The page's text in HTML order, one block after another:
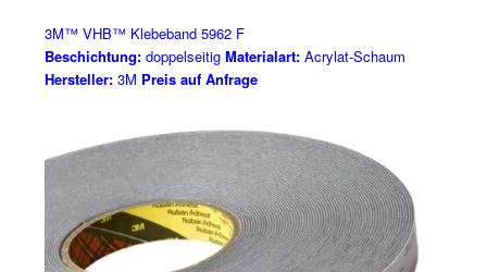
3M™ VHB™ Klebeband 5962 F
Beschichtung:doppelseitig Materialart:Acrylat-Schaum
Hersteller:3M Preis auf Anfrage